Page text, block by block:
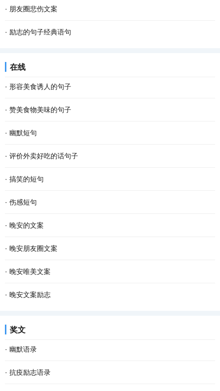
· 朋友圈悲伤文案
· 励志的句子经典语句
在线
· 形容美食诱人的句子
· 赞美食物美味的句子
· 幽默短句
· 评价外卖好吃的话句子
· 搞笑的短句
· 伤感短句
· 晚安的文案
· 晚安朋友圈文案
· 晚安唯美文案
· 晚安文案励志
奖文
· 幽默语录
· 抗疫励志语录